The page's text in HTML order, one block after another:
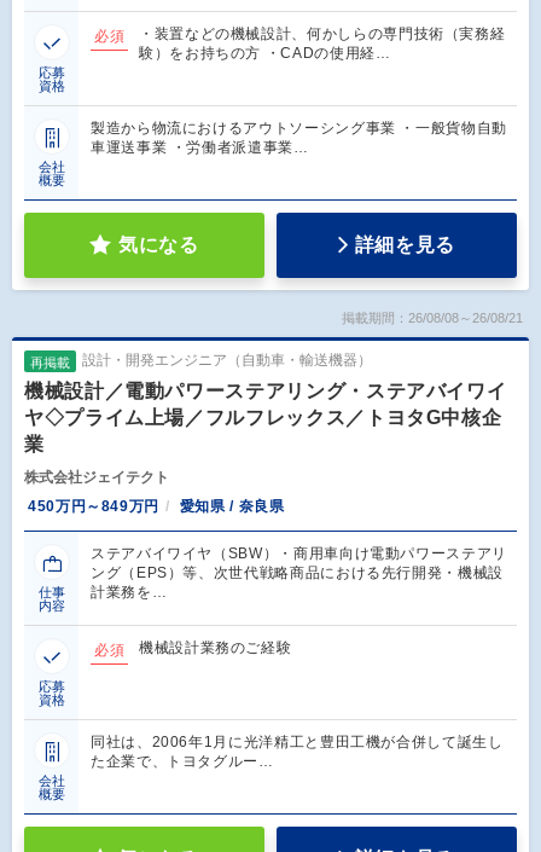
応募
資格
必須
・装置などの機械設計、何かしらの専門技術（実務経
験）をお持ちの方 ・CADの使用経…
会社
概要
製造から物流におけるアウトソーシング事業 ・一般貨物自動
車運送事業 ・労働者派遣事業…
気になる 詳細を見る
掲載期間：26/08/08～26/08/21
再掲載 設計・開発エンジニア（自動車・輸送機器）
機械設計／電動パワーステアリング・ステアバイワイ
ヤ◇プライム上場／フルフレックス／トヨタG中核企
業
株式会社ジェイテクト
450万円～849万円
愛知県 / 奈良県
仕事
内容
ステアバイワイヤ（SBW）・商用車向け電動パワーステアリ
ング（EPS）等、次世代戦略商品における先行開発・機械設
計業務を…
応募
資格
必須 機械設計業務のご経験
会社
概要
同社は、2006年1月に光洋精工と豊田工機が合併して誕生し
た企業で、トヨタグルー…